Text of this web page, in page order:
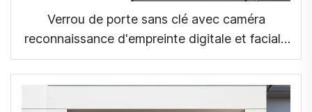
Verrou de porte sans clé avec caméra
reconnaissance d'empreinte digitale et faciale
avec clé Tenon A9X